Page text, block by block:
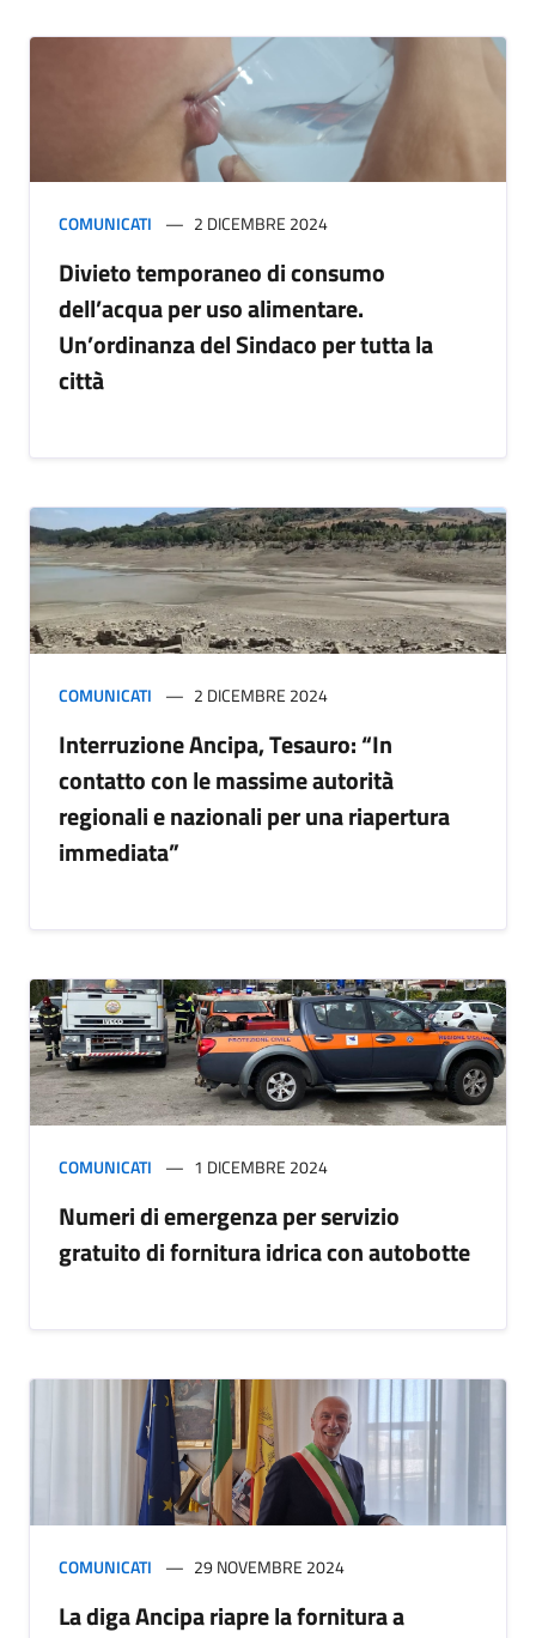
COMUNICATI 2 DICEMBRE 2024
Divieto temporaneo di consumo
dell’acqua per uso alimentare.
Un’ordinanza del Sindaco per tutta la
città
COMUNICATI 2 DICEMBRE 2024
Interruzione Ancipa, Tesauro: “In
contatto con le massime autorità
regionali e nazionali per una riapertura
immediata”
COMUNICATI 1 DICEMBRE 2024
Numeri di emergenza per servizio
gratuito di fornitura idrica con autobotte
COMUNICATI 29 NOVEMBRE 2024
La diga Ancipa riapre la fornitura a